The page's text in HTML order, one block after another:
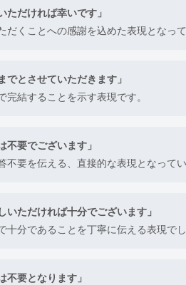
ただければ幸いです」
だくことへの感謝を込めた表現となって
でとさせていただきます」
完結することを示す表現です。
不要でございます」
不要を伝える、直接的な表現となってい
いただければ十分でございます」
十分であることを丁寧に伝える表現でし
不要となります」